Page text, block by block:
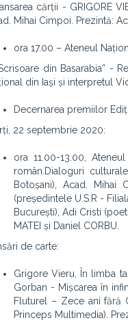
cărții - GRIGORE
Mihai Cimpoi. Prezintă:
ora 17.00 – Ateneul
din Basarabia” -
din Iași și interpretul
Decernarea premiilor
22 septembrie 2020:
ora 11.00-13.00,
român. Dialoguri
Botoșani), Acad. Mihai
(președintele U.S.R -
București), Adi Cristi
MATEI și Daniel CORBU.
de carte:
Grigore Vieru, În limba
Gorban - Mișcarea în
Fluturel – Zece ani fără
Princeps Multimedia).